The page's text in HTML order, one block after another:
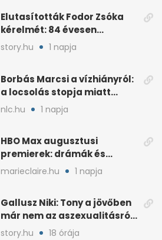
Elutasították Fodor Zsóka
kérelmét: 84 évesen
költöznie kell
story.hu 1 napja
Borbás Marcsi a vízhiányról:
a locsolás stopja miatt
támadják
nlc.hu 1 napja
HBO Max augusztusi
premierek: drámák és
családi filmek egy helyen
marieclaire.hu 1 napja
Gallusz Niki: Tony a jövőben
már nem az aszexualitásról
ír dalt
story.hu 18 órája